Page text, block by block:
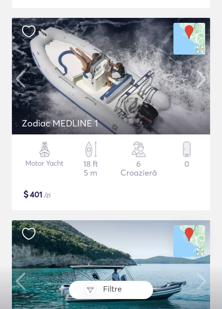
Filtre
Zodiac MEDLINE 1
Motor Yacht
18 ft
5 m
6
Croazieră
0
$401 /zi